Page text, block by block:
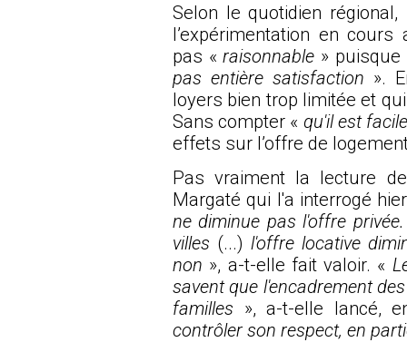
Selon le quotidien
l’expérimentation en
pas «raisonnable »
pas entière satisfaction ».
loyers bien trop limitée et
Sans compter « qu'il est
effets sur l’offre de
Pas vraiment la lecture
Margaté qui l'a interrogé
ne diminue pas l'offre
villes (...) l'offre locative
non », a-t-elle fait valoir. «
savent que l'encadrement
familles », a-t-elle lancé,
contrôler son respect, en